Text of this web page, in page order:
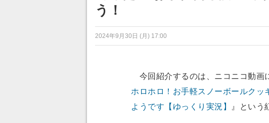
う！
2024年9月30日 (月) 17:00
今回紹介するのは、ニコニコ動画
ホロホロ！お手軽スノーボールクッ
ようです【ゆっくり実況】
』という